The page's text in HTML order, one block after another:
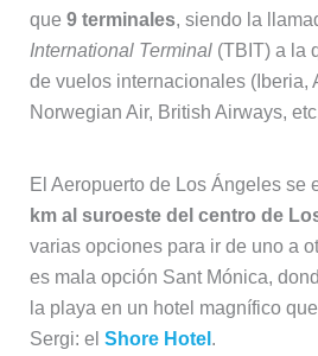
que 9 terminales, siendo la
International Terminal(TBIT) a la
de vuelos internacionales (Iberia,
Norwegian Air, British Airways,
El Aeropuerto de Los Ángeles se
km al suroeste del centro de
varias opciones para ir de uno a
es mala opción Sant Mónica,
la playa en un hotel magnífico
Sergi: el Shore Hotel .